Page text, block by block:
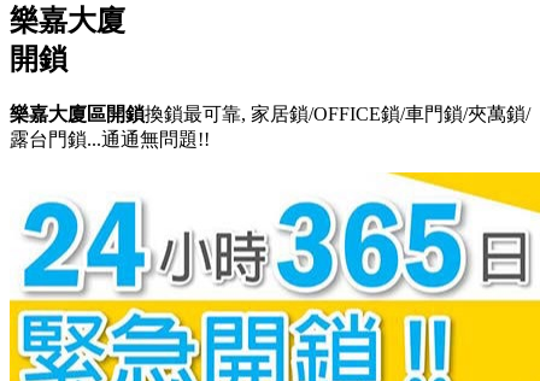
樂嘉大廈
開鎖
樂嘉大廈區開鎖換鎖最可靠, 家居鎖/OFFICE鎖/車門鎖/夾萬鎖/
露台門鎖...通通無問題!!